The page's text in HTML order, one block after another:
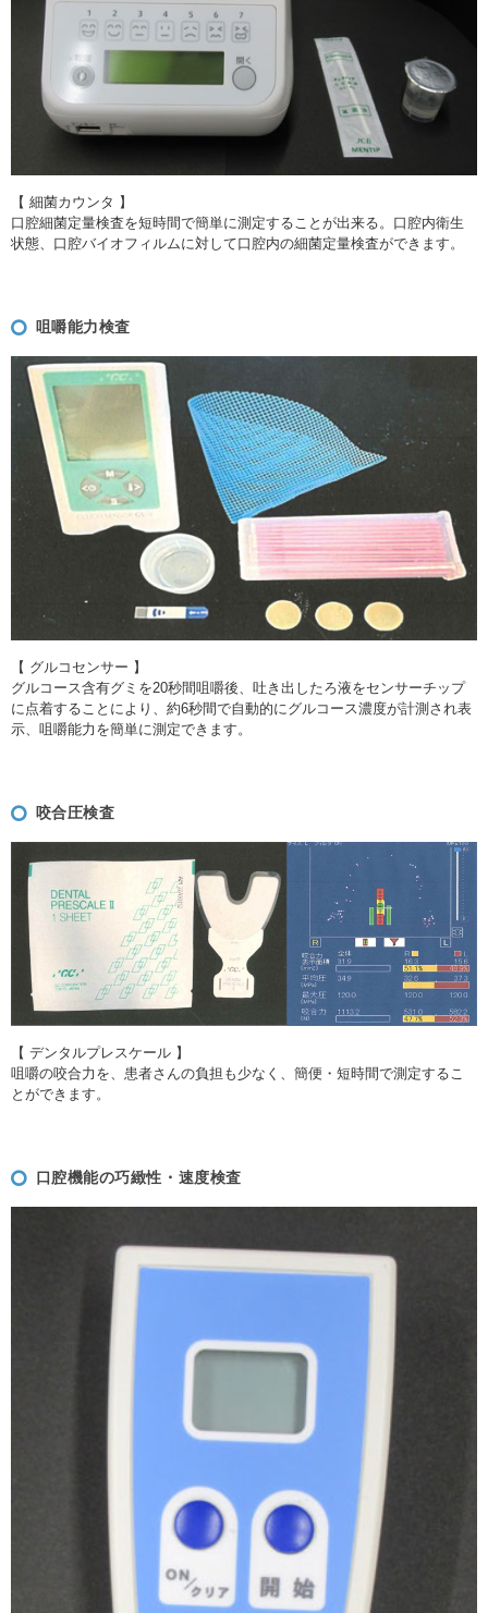
【 細菌カウンタ 】
口腔細菌定量検査を短時間で簡単に測定することが出来る。口腔内衛生
状態、口腔バイオフィルムに対して口腔内の細菌定量検査ができます。
咀嚼能力検査
【 グルコセンサー 】
グルコース含有グミを20秒間咀嚼後、吐き出したろ液をセンサーチップ
に点着することにより、約6秒間で自動的にグルコース濃度が計測され表
示、咀嚼能力を簡単に測定できます。
咬合圧検査
【 デンタルプレスケール 】
咀嚼の咬合力を、患者さんの負担も少なく、簡便・短時間で測定するこ
とができます。
口腔機能の巧緻性・速度検査